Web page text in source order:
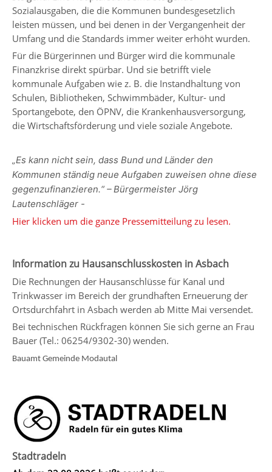
Sozialausgaben, die die Kommunen bundesgesetzlich
leisten müssen, und bei denen in der Vergangenheit der
Umfang und die Standards immer weiter erhöht wurden.
Für die Bürgerinnen und Bürger wird die kommunale
Finanzkrise direkt spürbar. Und sie betrifft viele
kommunale Aufgaben wie z. B. die Instandhaltung von
Schulen, Bibliotheken, Schwimmbäder, Kultur- und
Sportangebote, den ÖPNV, die Krankenhausversorgung,
die Wirtschaftsförderung und viele soziale Angebote.
„Es kann nicht sein, dass Bund und Länder den
Kommunen ständig neue Aufgaben zuweisen ohne diese
gegenzufinanzieren.“ – Bürgermeister Jörg
Lautenschläger -
Hier klicken um die ganze Pressemitteilung zu lesen.
Information zu Hausanschlusskosten in Asbach
Die Rechnungen der Hausanschlüsse für Kanal und
Trinkwasser im Bereich der grundhaften Erneuerung der
Ortsdurchfahrt in Asbach werden ab Mitte Mai versendet.
Bei technischen Rückfragen können Sie sich gerne an Frau
Bauer (Tel.: 06254/9302-30) wenden.
Bauamt Gemeinde Modautal
Stadtradeln